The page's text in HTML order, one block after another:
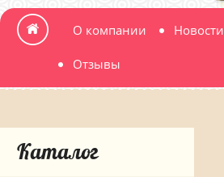
О компании Новости
Отзывы
Каталог